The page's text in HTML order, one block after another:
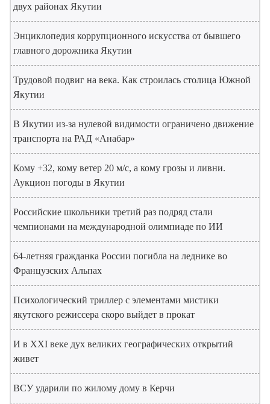
двух районах Якутии
Энциклопедия коррупционного искусства от бывшего
главного дорожника Якутии
Трудовой подвиг на века. Как строилась столица Южной
Якутии
В Якутии из-за нулевой видимости ограничено движение
транспорта на РАД «Анабар»
Кому +32, кому ветер 20 м/с, а кому грозы и ливни.
Аукцион погоды в Якутии
Российские школьники третий раз подряд стали
чемпионами на международной олимпиаде по ИИ
64-летняя гражданка России погибла на леднике во
Французских Альпах
Психологический триллер с элементами мистики
якутского режиссера скоро выйдет в прокат
И в XXI веке дух великих географических открытий
живет
ВСУ ударили по жилому дому в Керчи